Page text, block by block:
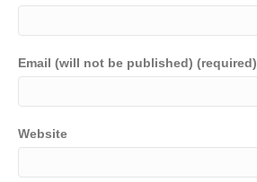
Email (will not be published) (required)
Website